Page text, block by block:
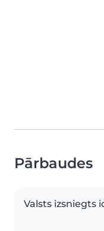
Pārbaudes
Valsts izsniegts